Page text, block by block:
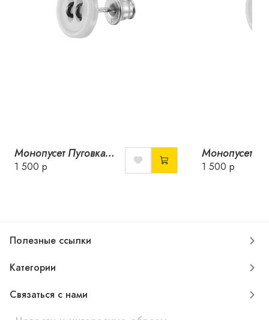
Монопусет Пуговка с перламутром
1 500 р 1 500 р
Полезные ссылки
Категории
Связаться с нами